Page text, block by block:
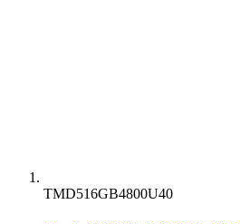
TMD516GB4800U40